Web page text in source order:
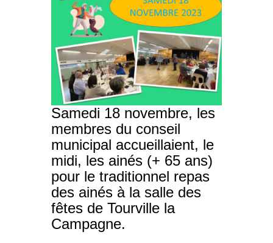
Samedi 18 novembre, les
membres du conseil
municipal accueillaient, le
midi, les ainés (+ 65 ans)
pour le traditionnel repas
des ainés à la salle des
fêtes de Tourville la
Campagne.